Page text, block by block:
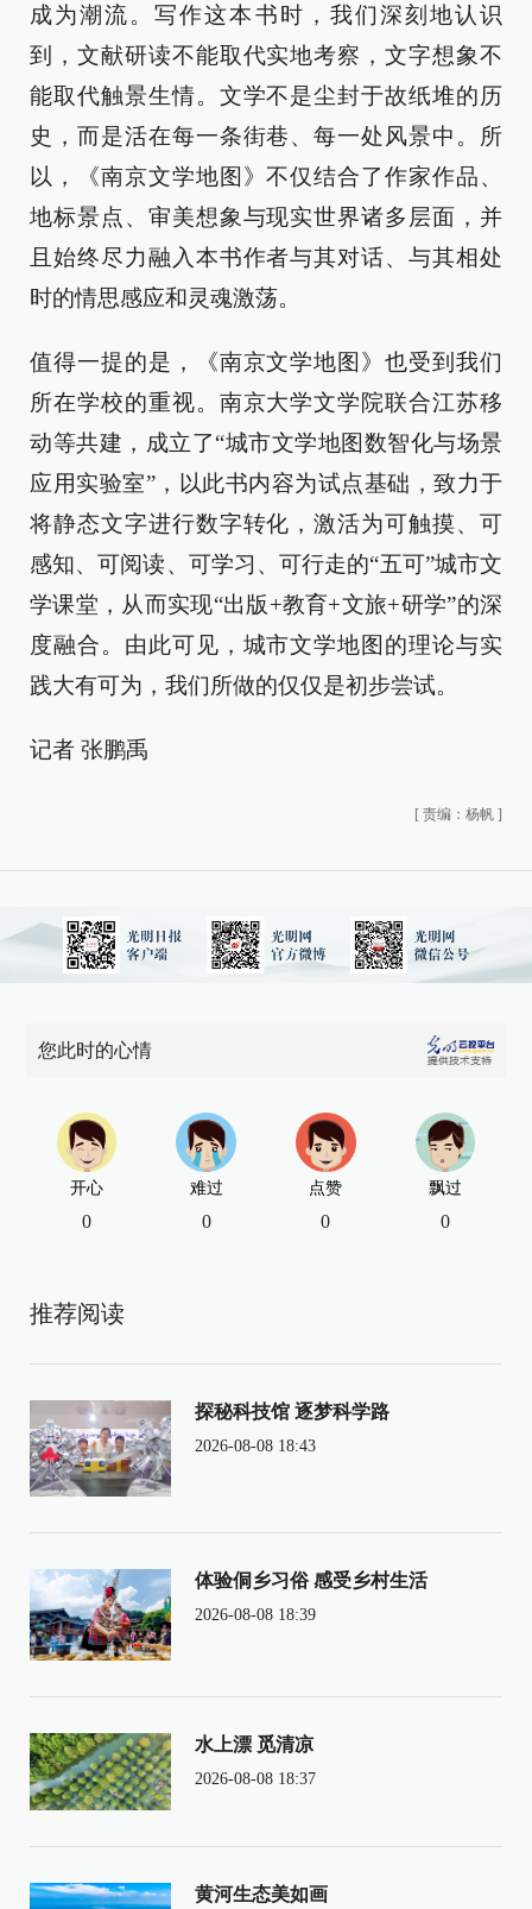
成为潮流。写作这本书时，我们深刻地认识
到，文献研读不能取代实地考察，文字想象不
能取代触景生情。文学不是尘封于故纸堆的历
史，而是活在每一条街巷、每一处风景中。所
以，《南京文学地图》不仅结合了作家作品、
地标景点、审美想象与现实世界诸多层面，并
且始终尽力融入本书作者与其对话、与其相处
时的情思感应和灵魂激荡。
值得一提的是，《南京文学地图》也受到我们
所在学校的重视。南京大学文学院联合江苏移
动等共建，成立了“城市文学地图数智化与场景
应用实验室”，以此书内容为试点基础，致力于
将静态文字进行数字转化，激活为可触摸、可
感知、可阅读、可学习、可行走的“五可”城市文
学课堂，从而实现“出版+教育+文旅+研学”的深
度融合。由此可见，城市文学地图的理论与实
践大有可为，我们所做的仅仅是初步尝试。
记者 张鹏禹
[ 责编：杨帆 ]
您此时的心情
开心
0
难过
0
点赞
0
飘过
0
推荐阅读
探秘科技馆 逐梦科学路
2026-08-08 18:43
体验侗乡习俗 感受乡村生活
2026-08-08 18:39
水上漂 觅清凉
2026-08-08 18:37
黄河生态美如画